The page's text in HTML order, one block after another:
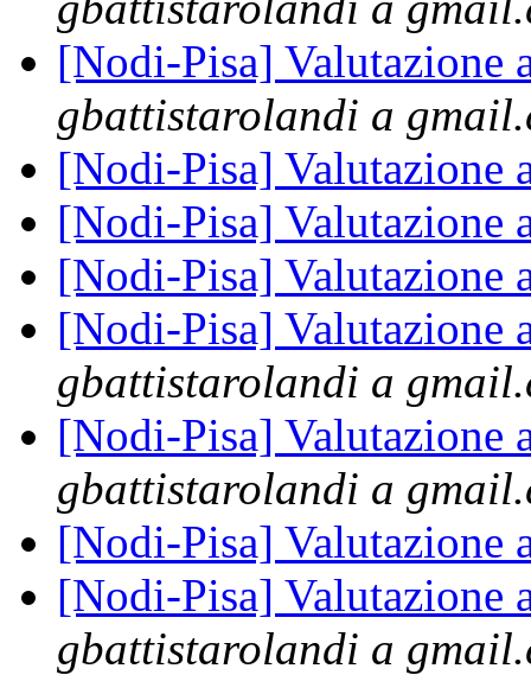
[Nodi-Pisa] Valutazione
gbattistarolandi a
[Nodi-Pisa] Valutazione
[Nodi-Pisa] Valutazione
[Nodi-Pisa] Valutazione
[Nodi-Pisa] Valutazione
gbattistarolandi a
[Nodi-Pisa] Valutazione
gbattistarolandi a
[Nodi-Pisa] Valutazione
[Nodi-Pisa] Valutazione
gbattistarolandi a